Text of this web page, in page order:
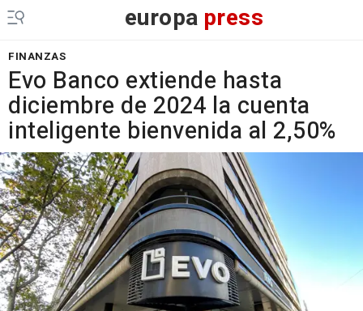
europa press
FINANZAS
Evo Banco extiende hasta
diciembre de 2024 la cuenta
inteligente bienvenida al 2,50%